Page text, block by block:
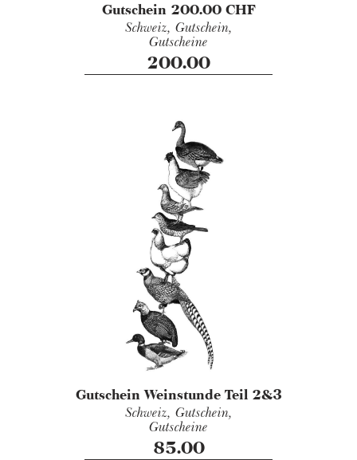
Gutschein 200.00 CHF
Schweiz, Gutschein,
Gutscheine
200.00
Gutschein Weinstunde Teil 2&3
Schweiz, Gutschein,
Gutscheine
85.00